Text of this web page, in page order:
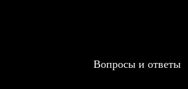
Вопросы и ответы